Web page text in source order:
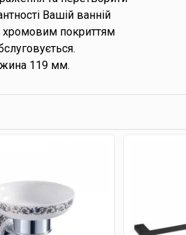
Вашій ванній
хромовим покриттям
119 мм.